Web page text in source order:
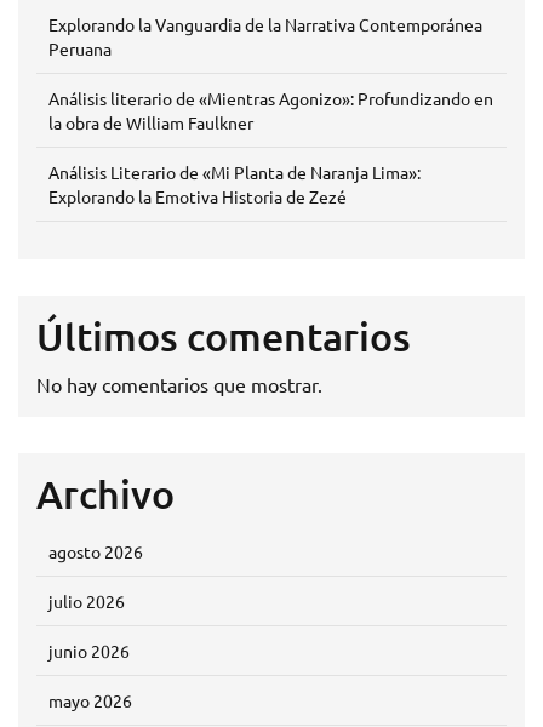
Explorando la Vanguardia de la Narrativa Contemporánea
Peruana
Análisis literario de «Mientras Agonizo»: Profundizando en
la obra de William Faulkner
Análisis Literario de «Mi Planta de Naranja Lima»:
Explorando la Emotiva Historia de Zezé
Últimos comentarios
No hay comentarios que mostrar.
Archivo
agosto 2026
julio 2026
junio 2026
mayo 2026